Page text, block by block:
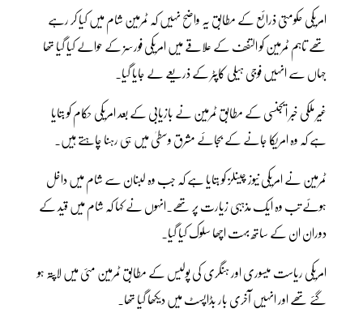
امریکی حکومتی ذرائع کے مطابق یہ واضح نہیں کہ ٹمرمین شام میں کیا کر رہے
تھے تاہم ٹمرمین کو التفف کے علاقے میں امریکی فورسز کے حوالے کیا گیا تھا
جہاں سے انہیں فوجی ہیلی کاپٹر کے ذریعے لے جایا گیا۔
غیر ملکی خبر ایجنسی کے مطابق ٹمرمین نے بازیابی کے بعد امریکی حکام کو بتایا
ہے کہ وہ امریکا جانے کے بجائے مشرق وسطیٰ میں ہی رہنا چاہتے ہیں۔
ٹمرمین نے امریکی نیوز چینلز کو بتایا ہے کہ جب وہ لبنان سے شام میں داخل
ہوئے تب وہ ایک مذہبی زیارت پر تھے۔انہوں نے کہا کہ شام میں قید کے
دوران ان کے ساتھ بہت اچھا سلوک کیا گیا۔
امریکی ریاست میسوری اور ہنگری کی پولیس کے مطابق ٹمرمین مئی میں لاپتہ ہو
گئے تھے اور انہیں آخری بار بڈاپسٹ میں دیکھا گیا تھا۔